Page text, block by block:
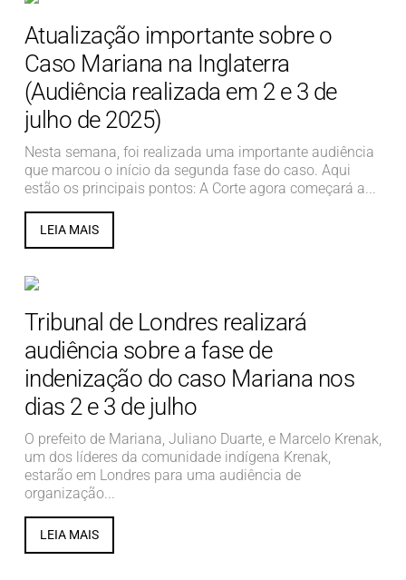
Atualização importante sobre o
Caso Mariana na Inglaterra
(Audiência realizada em 2 e 3 de
julho de 2025)
Nesta semana, foi realizada uma importante audiência
que marcou o início da segunda fase do caso. Aqui
estão os principais pontos: A Corte agora começará a...
LEIA MAIS
Tribunal de Londres realizará
audiência sobre a fase de
indenização do caso Mariana nos
dias 2 e 3 de julho
O prefeito de Mariana, Juliano Duarte, e Marcelo Krenak,
um dos líderes da comunidade indígena Krenak,
estarão em Londres para uma audiência de
organização...
LEIA MAIS